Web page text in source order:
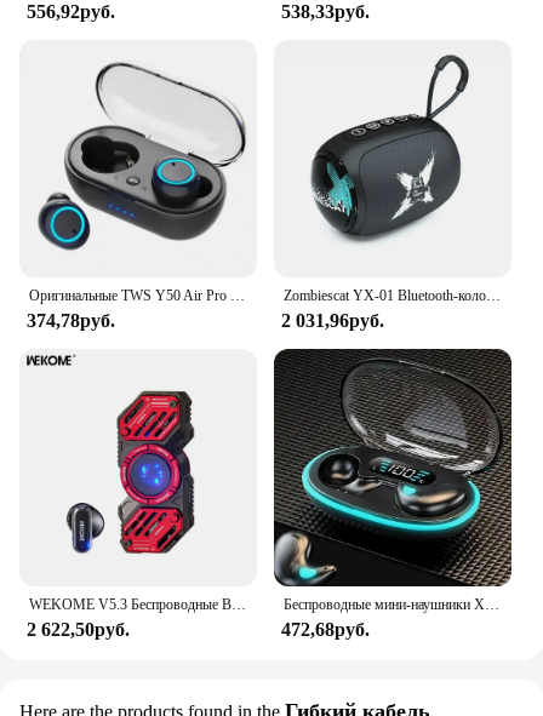
556,92руб. 538,33руб.
Оригинальные TWS Y50 Air Pro Наушники, Беспроводная Bluetooth-гарнитура с микрофоном и сенсорным управлением, Bluetooth-наушники, беспроводные наушники
374,78руб.
Zombiescat YX-01 Bluetooth-колонки Динамический свет HIFI Звук Bluetooth Портативный звуковой ящик Беспроводной сабвуфер Поддержка AUX TF-карты
2 031,96руб.
WEKOME V5.3 Беспроводные Bluetooth-наушники в форме спиннера Беспроводные наушники Спортивные игры Гарнитура для наушников Huawei Xiaomi
2 622,50руб.
Беспроводные мини-наушники X55, беспроводные TWS наушники с поддержкой Bluetooth, с микрофоном, водонепроницаемые
472,68руб.
Here are the products found in the Гибкий кабель